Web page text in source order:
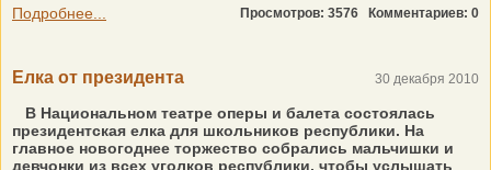
Подробнее...
Просмотров: 3576 Комментариев: 0
Елка от президента 30 декабря 2010
В Национальном театре оперы и балета состоялась
президентская елка для школьников республики. На
главное новогоднее торжество собрались мальчишки и
девчонки из всех уголков республики, чтобы услышать